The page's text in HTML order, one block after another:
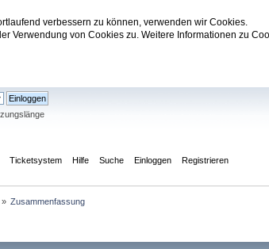
verbessern zu können, verwenden wir Cookies.
Verwendung von Cookies zu. Weitere Informationen zu
Ticketsystem Hilfe Suche Einloggen Registrieren
» Zusammenfassung